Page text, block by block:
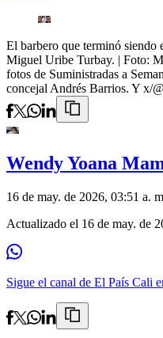
El barbero que terminó siendo
Miguel Uribe Turbay. | Foto:
fotos de Suministradas a
concejal Andrés Barrios. Y x/
Wendy Yoana
16 de may. de 2026, 03:51 a.
Actualizado el 16 de may. de
Sigue el canal de El País Cali